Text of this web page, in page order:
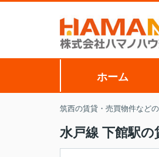
ホーム
筑西の賃貸・売買物件など
水戸線 下館駅の